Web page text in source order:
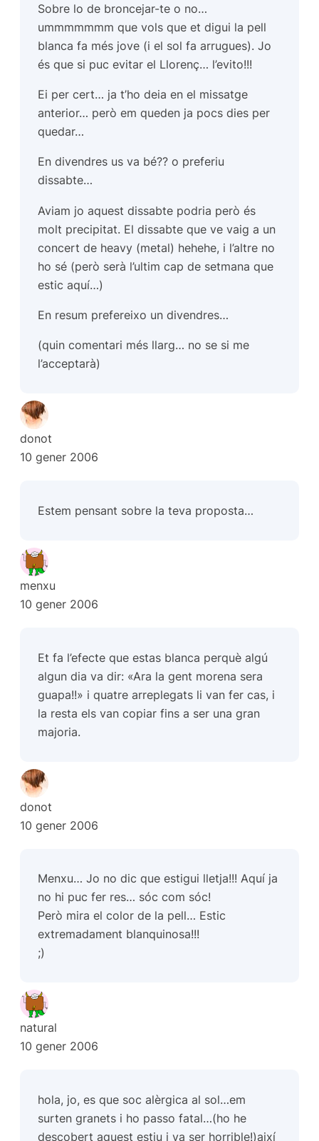
Sobre lo de broncejar-te o no…
ummmmmmm que vols que et digui la pell
blanca fa més jove (i el sol fa arrugues). Jo
és que si puc evitar el Llorenç… l’evito!!!
Ei per cert… ja t’ho deia en el missatge
anterior… però em queden ja pocs dies per
quedar…
En divendres us va bé?? o preferiu
dissabte…
Aviam jo aquest dissabte podria però és
molt precipitat. El dissabte que ve vaig a un
concert de heavy (metal) hehehe, i l’altre no
ho sé (però serà l’ultim cap de setmana que
estic aquí…)
En resum prefereixo un divendres…
(quin comentari més llarg… no se si me
l’acceptarà)
donot
10 gener 2006
Estem pensant sobre la teva proposta…
menxu
10 gener 2006
Et fa l’efecte que estas blanca perquè algú
algun dia va dir: «Ara la gent morena sera
guapa!!» i quatre arreplegats li van fer cas, i
la resta els van copiar fins a ser una gran
majoria.
donot
10 gener 2006
Menxu… Jo no dic que estigui lletja!!! Aquí ja
no hi puc fer res… sóc com sóc!
Però mira el color de la pell… Estic
extremadament blanquinosa!!!
;)
natural
10 gener 2006
hola, jo, es que soc alèrgica al sol…em
surten granets i ho passo fatal…(ho he
descobert aquest estiu i va ser horrible!)així